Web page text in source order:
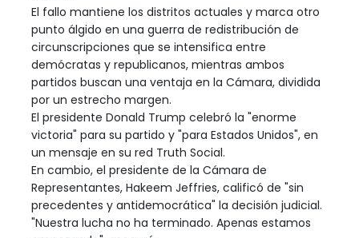
El fallo mantiene los distritos actuales y marca otro
punto álgido en una guerra de redistribución de
circunscripciones que se intensifica entre
demócratas y republicanos, mientras ambos
partidos buscan una ventaja en la Cámara, dividida
por un estrecho margen.
El presidente Donald Trump celebró la "enorme
victoria" para su partido y "para Estados Unidos", en
un mensaje en su red Truth Social.
En cambio, el presidente de la Cámara de
Representantes, Hakeem Jeffries, calificó de "sin
precedentes y antidemocrática" la decisión judicial.
"Nuestra lucha no ha terminado. Apenas estamos